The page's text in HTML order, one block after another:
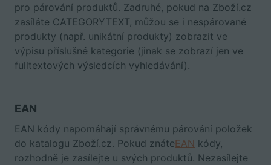
pro párování produktů. Zadruhé, pokud na Zboží.cz
zasíláte CATEGORYTEXT, můžou se i nespárované
produkty (např. unikátní produkty) zobrazit ve
výpisu příslušné kategorie (jinak se zobrazí jen ve
fulltextových výsledcích vyhledávání).
EAN
EAN kódy napomáhají správnému párování položek
do katalogu Zboží.cz. Pokud znáteEAN kódy,
rozhodně je zasílejte u svých produktů. Nezasílejte